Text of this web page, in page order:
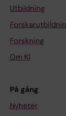
Utbildning
Forskning
Om KI
På gång
Nyheter